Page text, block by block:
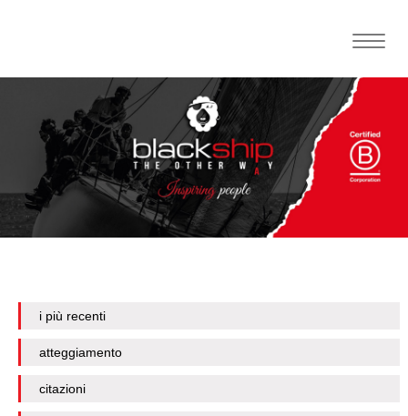
Toggle
i più recenti
atteggiamento
citazioni